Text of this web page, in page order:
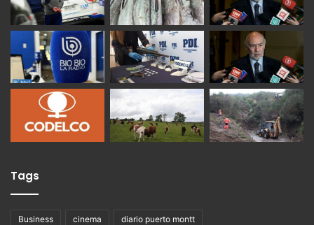
Tags
Business cinema diario puerto montt